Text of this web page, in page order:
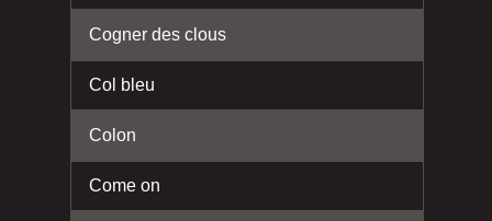
Cogner des clous
Col bleu
Colon
Come on